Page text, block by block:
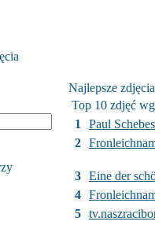
Najlepsze zdjęcia
Top 10 zdjęć
1
Paul
2
3 Eine der
4
5